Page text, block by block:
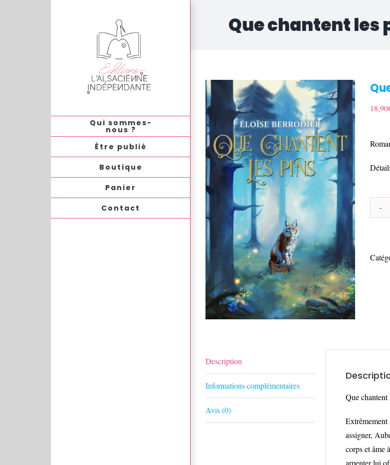
Qui sommes-
nous ?
Être publié
Boutique
Panier
Contact
Que chantent les
18,90
Description
Informations complémentaires
Avis (0)
Que chantent
Extrêmement
assigner,
corps et âme
arpenter lui